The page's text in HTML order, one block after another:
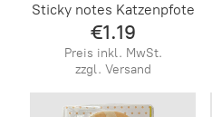
Sticky notes Katzenpfote
€1.19
Preis inkl. MwSt.
zzgl. Versand